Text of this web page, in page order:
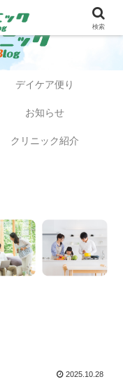
デイケア便り
お知らせ
クリニック紹介
2025.10.28
検索